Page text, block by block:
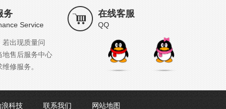
务
Service
若出现质量问
地售后服务中心
维修服务。
在线客服
QQ
浪科技 联系我们 网站地图